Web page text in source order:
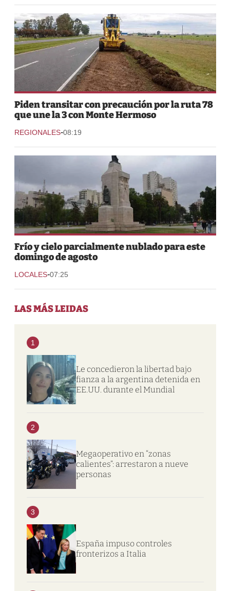
Piden transitar con precaución por la ruta 78
que une la 3 con Monte Hermoso
REGIONALES-08:19
Frío y cielo parcialmente nublado para este
domingo de agosto
LOCALES-07:25
LAS MÁS LEIDAS
1
Le concedieron la libertad bajo
fianza a la argentina detenida en
EE.UU. durante el Mundial
2
Megaoperativo en “zonas
calientes”: arrestaron a nueve
personas
3
España impuso controles
fronterizos a Italia